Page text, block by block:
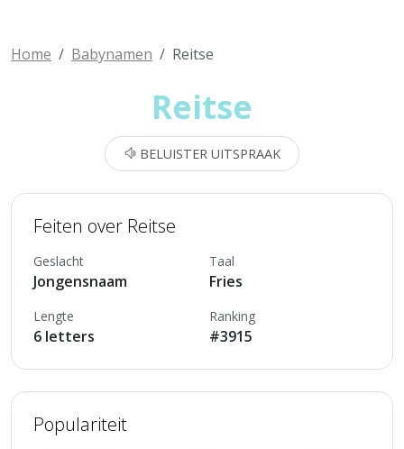
Home Babynamen Reitse
Reitse
BELUISTER UITSPRAAK
Feiten over Reitse
Geslacht
Jongensnaam
Taal
Fries
Lengte
6 letters
Ranking
#3915
Populariteit